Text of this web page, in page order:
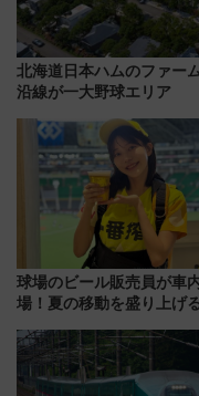
北海道日本ハムのファー
沿線が一大野球エリア
球場のビール販売員が車
場！夏の移動を盛り上げ
月7日限定 ソフトバンク
スとコラボ